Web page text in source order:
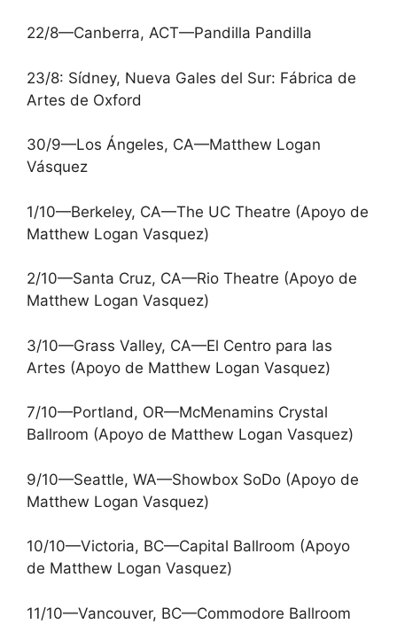
22/8—Canberra, ACT—Pandilla Pandilla
23/8: Sídney, Nueva Gales del Sur: Fábrica de
Artes de Oxford
30/9—Los Ángeles, CA—Matthew Logan
Vásquez
1/10—Berkeley, CA—The UC Theatre (Apoyo de
Matthew Logan Vasquez)
2/10—Santa Cruz, CA—Rio Theatre (Apoyo de
Matthew Logan Vasquez)
3/10—Grass Valley, CA—El Centro para las
Artes (Apoyo de Matthew Logan Vasquez)
7/10—Portland, OR—McMenamins Crystal
Ballroom (Apoyo de Matthew Logan Vasquez)
9/10—Seattle, WA—Showbox SoDo (Apoyo de
Matthew Logan Vasquez)
10/10—Victoria, BC—Capital Ballroom (Apoyo
de Matthew Logan Vasquez)
11/10—Vancouver, BC—Commodore Ballroom